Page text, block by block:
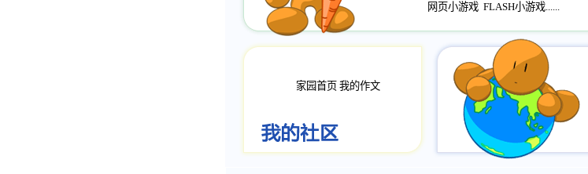
网页小游戏 FLASH小游戏......
家园首页 我的作文